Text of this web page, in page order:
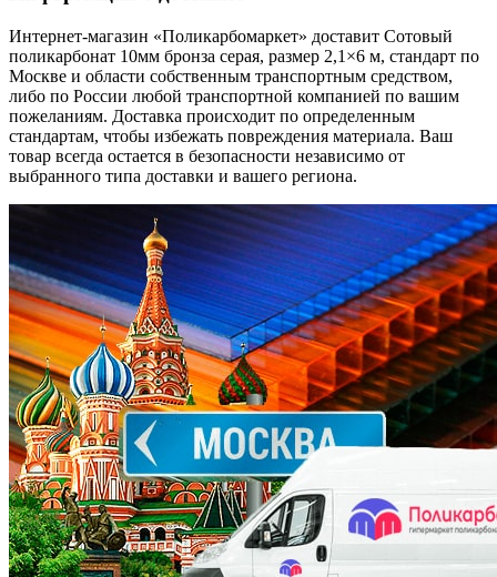
Интернет-магазин «Поликарбомаркет» доставит Сотовый
поликарбонат 10мм бронза серая, размер 2,1×6 м, стандарт по
Москве и области собственным транспортным средством,
либо по России любой транспортной компанией по вашим
пожеланиям. Доставка происходит по определенным
стандартам, чтобы избежать повреждения материала. Ваш
товар всегда остается в безопасности независимо от
выбранного типа доставки и вашего региона.